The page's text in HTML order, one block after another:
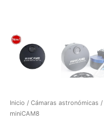
Inicio / Cámaras astronómicas /
miniCAM8